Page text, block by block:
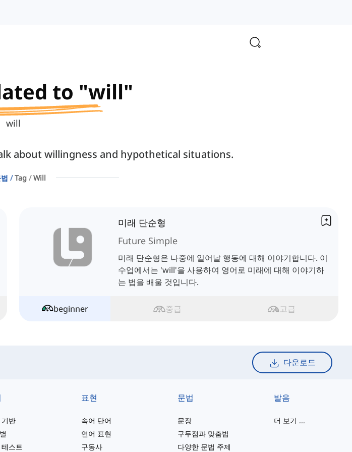
to "will"
will
about willingness and hypothetical situations.
Tag Will
미래 단순형
Future Simple
미래 단순형은 나중에 일어날 행동에 대해 이야기합니다. 이
수업에서는 'will'을 사용하여 영어로 미래에 대해 이야기하
는 법을 배울 것입니다.
beginner 중급 고급
다운로드
반
스트
표현
속어 단어
연어 표현
구동사
문법
문장
구두점과 맞춤법
다양한 문법 주제
발음
더 보기 ...